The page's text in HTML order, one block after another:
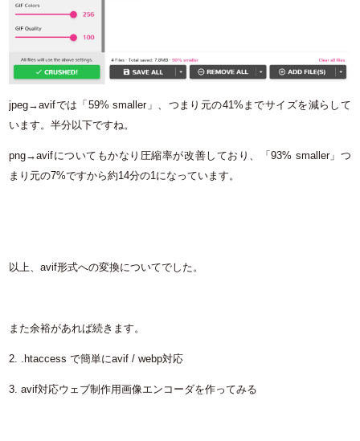
jpeg→avifでは「59% smaller」、つまり元の41%までサイズを減らして
います。半分以下ですね。
png→avifについてもかなり圧縮率が改善しており、「93% smaller」つ
まり元の7%ですから約14分の1になっています。
以上、avif形式への変換についてでした。
また余裕があれば続きます。
2. .htaccess で簡単にavif / webp対応
3. avif対応ウェブ制作用画像エンコーダを作ってみる